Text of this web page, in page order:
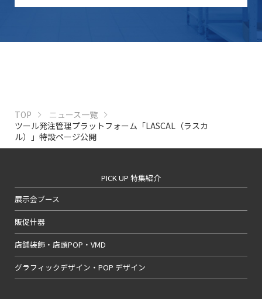
TOP
ニュース一覧
ツール発注管理プラットフォーム「LASCAL（ラスカ
ル）」特設ページ公開
PICK UP 特集紹介
展示会ブース
販促什器
店舗装飾・店頭POP・VMD
グラフィックデザイン・POP デザイン